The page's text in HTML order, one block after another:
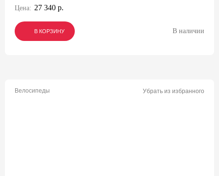
Цена: 27 340 р.
В КОРЗИНУ
В КОРЗИНУ
В КОРЗИНУ В наличии
Велосипеды Убрать из избранного